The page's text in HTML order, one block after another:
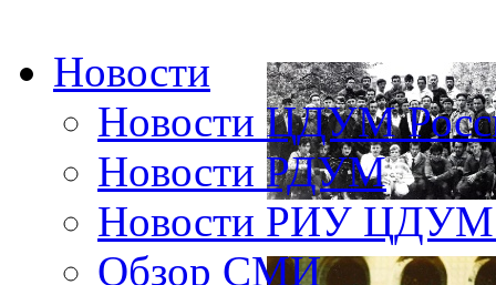
Новости
Новости ЦДУМ
Новости РДУМ
Новости РИУ ЦДУМ
Обзор СМИ